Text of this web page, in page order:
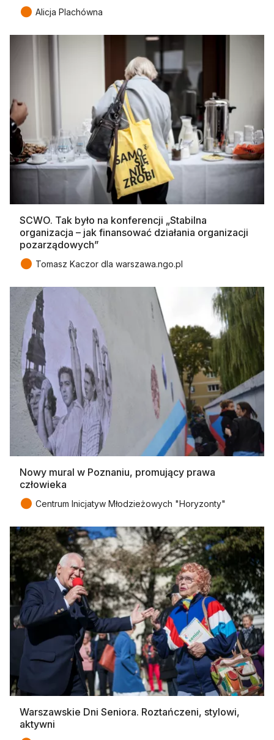
● Alicja Plachówna
SCWO. Tak było na konferencji „Stabilna
organizacja – jak finansować działania organizacji
pozarządowych”
● Tomasz Kaczor dla warszawa.ngo.pl
Nowy mural w Poznaniu, promujący prawa
człowieka
● Centrum Inicjatyw Młodzieżowych "Horyzonty"
Warszawskie Dni Seniora. Roztańczeni, stylowi,
aktywni